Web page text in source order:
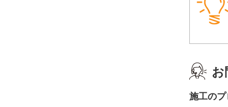
お
施工の